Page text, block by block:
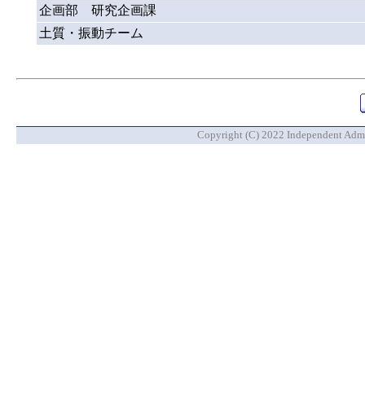
企画部 研究企画課
土質・振動チーム
Copyright (C) 2022 Independent